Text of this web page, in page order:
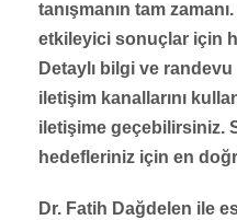
tanışmanın tam
etkileyici sonuçlar için
Detaylı bilgi ve
iletişim kanallarını
iletişime geçebilirsiniz.
hedefleriniz için en
Dr. Fatih Dağdelen ile